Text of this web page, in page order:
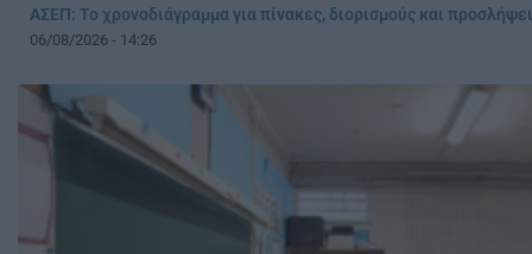
ΑΣΕΠ: Το χρονοδιάγραμμα για πίνακες, διορισμούς και
06/08/2026 - 14:26